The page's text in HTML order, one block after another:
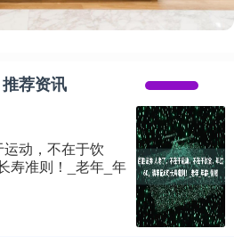
推荐资讯
动，不在于饮
寿准则！_老年_年